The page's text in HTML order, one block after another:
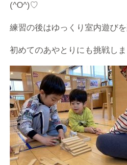
(^O^)♡
練習の後はゆっくり室内遊びを
初めてのあやとりにも挑戦しま